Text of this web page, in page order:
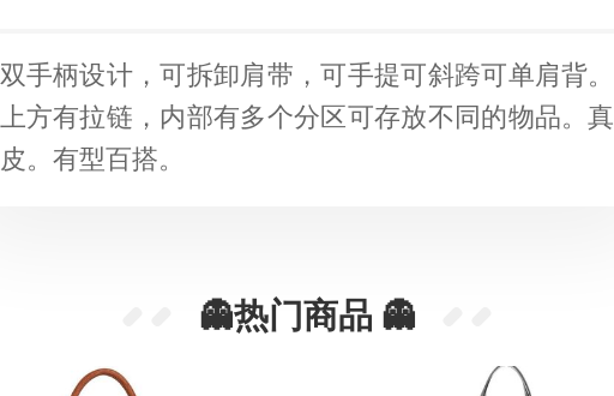
双手柄设计，可拆卸肩带，可手提可斜跨可单肩背。
上方有拉链，内部有多个分区可存放不同的物品。真
皮。有型百搭。
👻热门商品 👻